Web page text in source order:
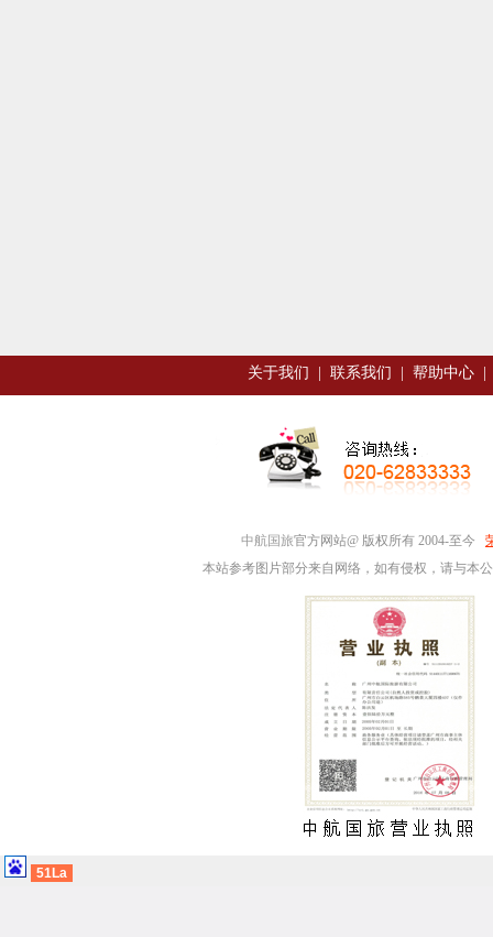
关于我们 联系我们 帮助中心
中航国旅官方网站@ 版权所有 2004-至今
本站参考图片部分来自网络，如有侵权，请与本
51La